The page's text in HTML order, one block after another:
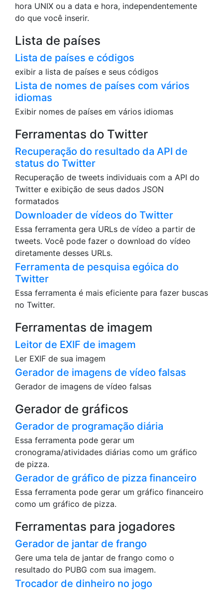
hora UNIX ou a data e hora, independentemente
do que você inserir.
Lista de países
Lista de países e códigos
exibir a lista de países e seus códigos
Lista de nomes de países com vários
idiomas
Exibir nomes de países em vários idiomas
Ferramentas do Twitter
Recuperação do resultado da API de
status do Twitter
Recuperação de tweets individuais com a API do
Twitter e exibição de seus dados JSON
formatados
Downloader de vídeos do Twitter
Essa ferramenta gera URLs de vídeo a partir de
tweets. Você pode fazer o download do vídeo
diretamente desses URLs.
Ferramenta de pesquisa egóica do
Twitter
Essa ferramenta é mais eficiente para fazer buscas
no Twitter.
Ferramentas de imagem
Leitor de EXIF de imagem
Ler EXIF de sua imagem
Gerador de imagens de vídeo falsas
Gerador de imagens de vídeo falsas
Gerador de gráficos
Gerador de programação diária
Essa ferramenta pode gerar um
cronograma/atividades diárias como um gráfico
de pizza.
Gerador de gráfico de pizza financeiro
Essa ferramenta pode gerar um gráfico financeiro
como um gráfico de pizza.
Ferramentas para jogadores
Gerador de jantar de frango
Gere uma tela de jantar de frango como o
resultado do PUBG com sua imagem.
Trocador de dinheiro no jogo